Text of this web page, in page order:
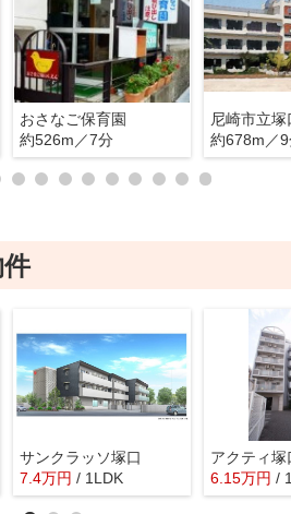
おさなご保育園
約526m／7分
尼崎市立
約678m／
サンクラッソ塚口
7.4万円 / 1LDK
アクティ塚
6.15万円 /